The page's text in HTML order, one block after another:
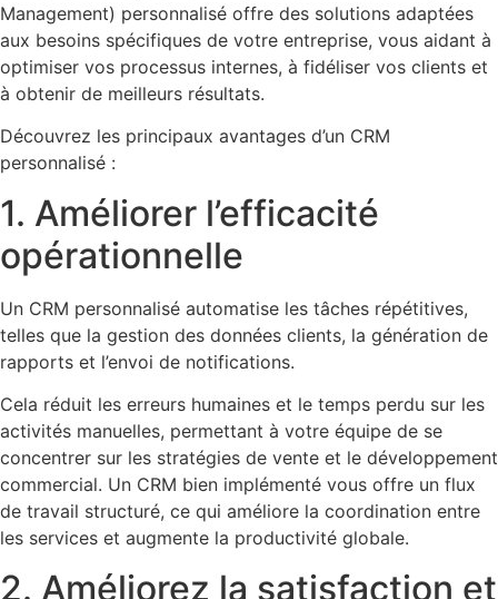
Management) personnalisé offre des solutions adaptées
aux besoins spécifiques de votre entreprise, vous aidant à
optimiser vos processus internes, à fidéliser vos clients et
à obtenir de meilleurs résultats.
Découvrez les principaux avantages d’un CRM
personnalisé :
1. Améliorer l’efficacité
opérationnelle
Un CRM personnalisé automatise les tâches répétitives,
telles que la gestion des données clients, la génération de
rapports et l’envoi de notifications.
Cela réduit les erreurs humaines et le temps perdu sur les
activités manuelles, permettant à votre équipe de se
concentrer sur les stratégies de vente et le développement
commercial. Un CRM bien implémenté vous offre un flux
de travail structuré, ce qui améliore la coordination entre
les services et augmente la productivité globale.
2. Améliorez la satisfaction et